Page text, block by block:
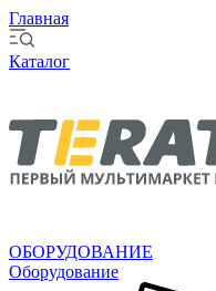
Главная
Каталог
ОБОРУДОВАНИЕ
Оборудование